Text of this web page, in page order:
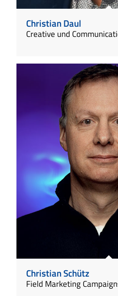
Christian Daul
Creative und
Christian Schütz
Field Marketing